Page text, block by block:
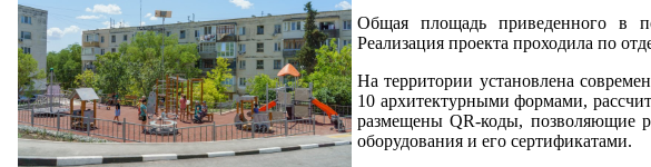
Общая площадь приведенного в
Реализация проекта проходила по
На территории установлена
10 архитектурными формами,
размещены QR-коды, позволяющие
оборудования и его сертификатами.